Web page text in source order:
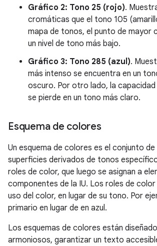
Gráfico 2: Tono 25 (rojo).
cromáticas que el tono 105
mapa de tonos, el punto de mayor
un nivel de tono más bajo.
Gráfico 3: Tono 285 (azul).
más intenso se encuentra en un
oscuro. Por otro lado, la
se pierde en un tono más claro.
Esquema de colores
Un esquema de colores es el conjunto
superficies derivados de tonos
roles de color, que luego se asignan a
componentes de la IU. Los roles de
uso del color, en lugar de su tono. Por
primario en lugar de en azul.
Los esquemas de colores están
armoniosos, garantizar un texto